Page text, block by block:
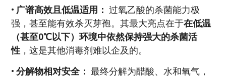
• 广谱高效且低温适用： 过氧乙酸的杀菌能力极
强，甚至能有效杀灭芽孢。其最大亮点在于在低温
（甚至0℃以下）环境中依然保持强大的杀菌活
性 ，这是其他消毒剂难以企及的。
• 分解物相对安全： 最终分解为醋酸、水和氧气，